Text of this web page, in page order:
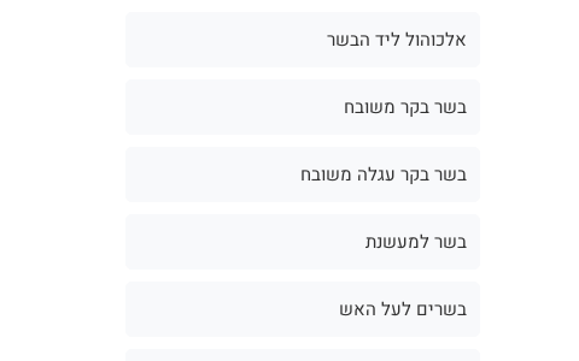
אלכוהול ליד הבשר
בשר בקר משובח
בשר בקר עגלה משובח
בשר למעשנת
בשרים לעל האש